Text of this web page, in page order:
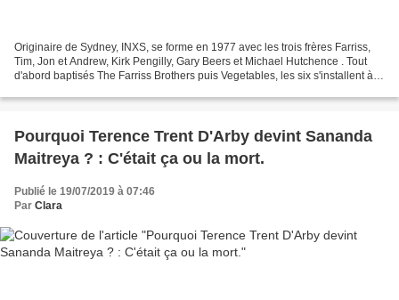
Originaire de Sydney, INXS, se forme en 1977 avec les trois frères Farriss,
Tim, Jon et Andrew, Kirk Pengilly, Gary Beers et Michael Hutchence . Tout
d'abord baptisés The Farriss Brothers puis Vegetables, les six s'installent à
Pourquoi Terence Trent D'Arby devint Sananda
Maitreya ? : C'était ça ou la mort.
Publié le 19/07/2019 à 07:46
Par Clara